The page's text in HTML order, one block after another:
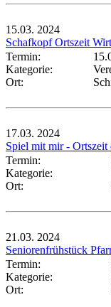
15.03. 2024
Schafkopf Ortszeit
Termin:
Kategorie:
Ort:
17.03. 2024
Spiel mit mir - Ortszeit
Termin:
Kategorie:
Ort:
21.03. 2024
Seniorenfrühstück
Termin:
Kategorie:
Ort: